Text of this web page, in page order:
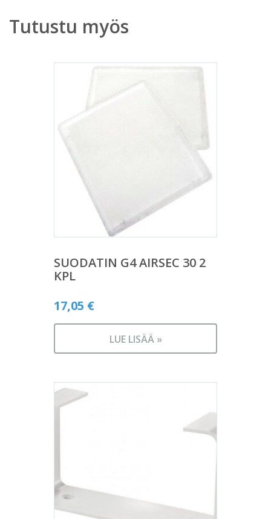
Tutustu myös
SUODATIN G4 AIRSEC 30 2
KPL
17,05 €
LUE LISÄÄ »